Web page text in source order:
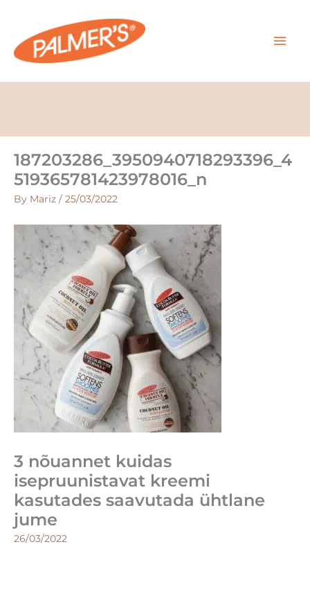
content
187203286_3950940718293396_4
519365781423978016_n
By Mariz / 25/03/2022
3 nõuannet kuidas
isepruunistavat kreemi
kasutades saavutada ühtlane
jume
26/03/2022